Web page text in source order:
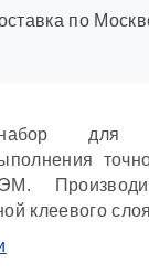
для
клеевого слоя
по